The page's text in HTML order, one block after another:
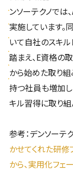
ンソーテクノで
実施しています
いて自社のスキ
踏まえ、E資格の
から始めた取り
持つ社員も増加
キル習得に取り組
参考：デンソー
かせてくれた研
から、実用化フェ